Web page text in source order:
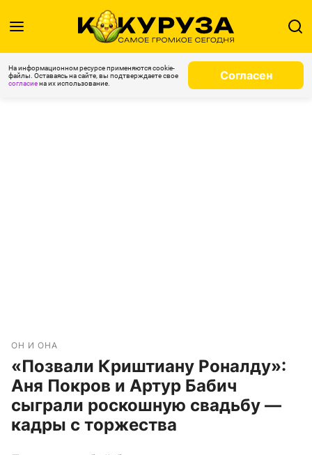
На информационном ресурсе применяются cookie-
файлы. Оставаясь на сайте, вы подтверждаете свое
согласиена их использование.
Согласен
ОН И ОНА
«Позвали Криштиану Роналду»:
Аня Покров и Артур Бабич
сыграли роскошную свадьбу —
кадры с торжества